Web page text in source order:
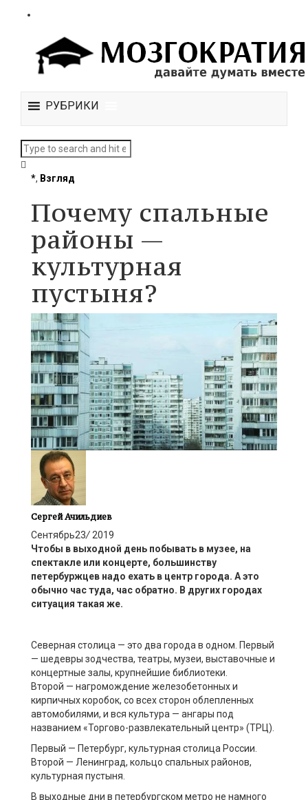
РУБРИКИ
*, Взгляд
Почему спальные
районы —
культурная
пустыня?
Сергей Ачильдиев
Сентябрь23/ 2019
Чтобы в выходной день побывать в музее, на
спектакле или концерте, большинству
петербуржцев надо ехать в центр города. А это
обычно час туда, час обратно. В других городах
ситуация такая же.
Северная столица — это два города в одном. Первый
— шедевры зодчества, театры, музеи, выставочные и
концертные залы, крупнейшие библиотеки.
Второй — нагромождение железобетонных и
кирпичныхкоробок, со всех сторон облепленных
автомобилями, и вся культура — ангары под
названием «Торгово-развлекательный центр» (ТРЦ).
Первый — Петербург, культурная столица России.
Второй — Ленинград, кольцо спальных районов,
культурная пустыня.
В выходные дни в петербургском метро не намного